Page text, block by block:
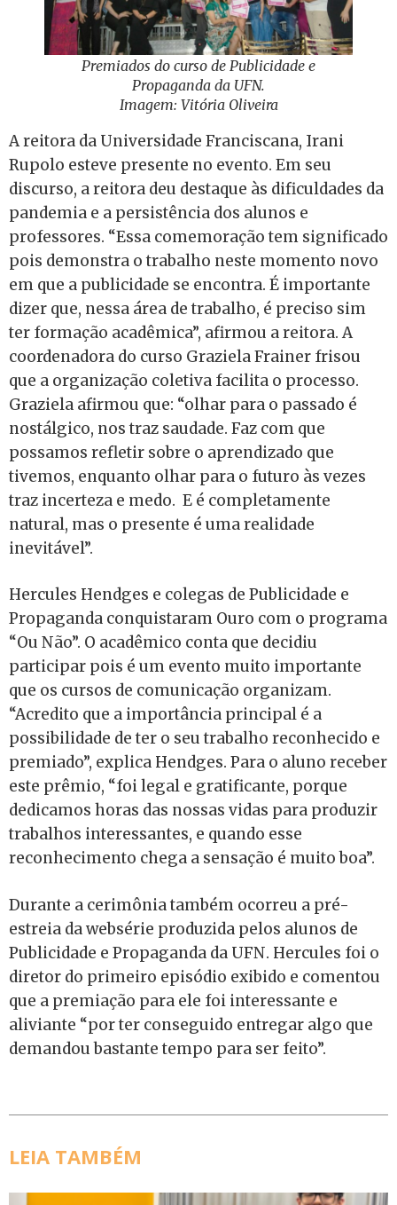
Premiados do curso de Publicidade e
Propaganda da UFN.
Imagem: Vitória Oliveira
A reitora da Universidade Franciscana, Irani
Rupolo esteve presente no evento. Em seu
discurso, a reitora deu destaque às dificuldades da
pandemia e a persistência dos alunos e
professores. “Essa comemoração tem significado
pois demonstra o trabalho neste momento novo
em que a publicidade se encontra. É importante
dizer que, nessa área de trabalho, é preciso sim
ter formação acadêmica”, afirmou a reitora. A
coordenadora do curso Graziela Frainer frisou
que a organização coletiva facilita o processo.
Graziela afirmou que: “olhar para o passado é
nostálgico, nos traz saudade. Faz com que
possamos refletir sobre o aprendizado que
tivemos, enquanto olhar para o futuro às vezes
traz incerteza e medo. E é completamente
natural, mas o presente é uma realidade
inevitável”.
Hercules Hendges e colegas de Publicidade e
Propaganda conquistaram Ouro com o programa
“Ou Não”. O acadêmico conta que decidiu
participar pois é um evento muito importante
que os cursos de comunicação organizam.
“Acredito que a importância principal é a
possibilidade de ter o seu trabalho reconhecido e
premiado”, explica Hendges. Para o aluno receber
este prêmio, “foi legal e gratificante, porque
dedicamos horas das nossas vidas para produzir
trabalhos interessantes, e quando esse
reconhecimento chega a sensação é muito boa”.
Durante a cerimônia também ocorreu a pré-
estreia da websérie produzida pelos alunos de
Publicidade e Propaganda da UFN. Hercules foi o
diretor do primeiro episódio exibido e comentou
que a premiação para ele foi interessante e
aliviante “por ter conseguido entregar algo que
demandou bastante tempo para ser feito”.
LEIA TAMBÉM